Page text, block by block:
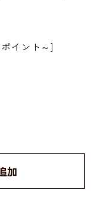
イント～]
加